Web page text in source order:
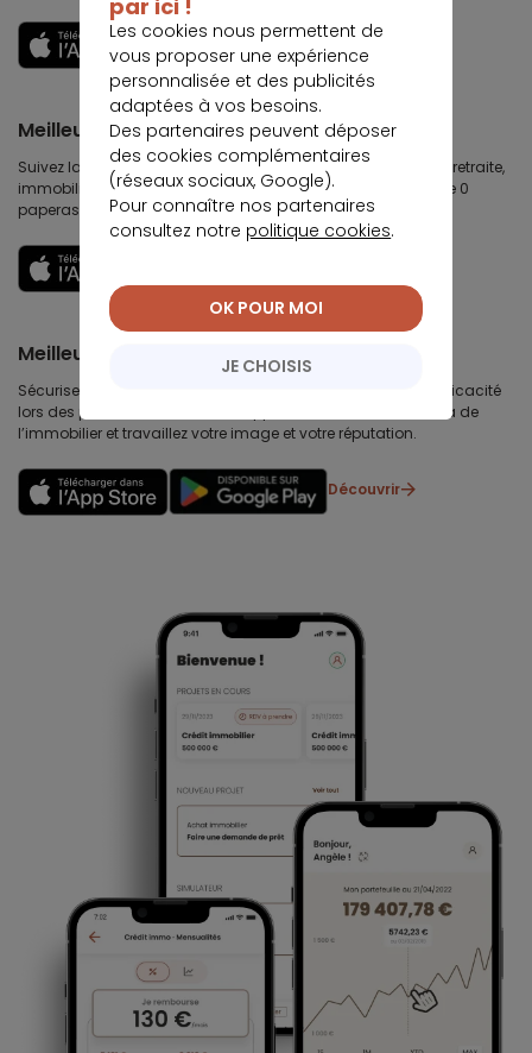
Découvrir
Meilleurtaux Placement
Suivez la performance de tous vos contrats (assurance vie, retraite,
immobilier, défiscalisation) et re-versez facilement. Garantie 0
paperasse.
Meilleurtaux Partenaires
Sécurisez votre chiffre d’affaires immobilières, gagnez en efficacité
lors des premières visites, développez votre business au delà de
l’immobilier et travaillez votre image et votre réputation.
Découvrir
par ici !
Les cookies nous permettent de
vous proposer une expérience
personnalisée et des publicités
adaptées à vos besoins.
Des partenaires peuvent déposer
des cookies complémentaires
(réseaux sociaux, Google).
Pour connaître nos partenaires
consultez notre politique cookies.
JE CHOISIS
OK POUR MOI